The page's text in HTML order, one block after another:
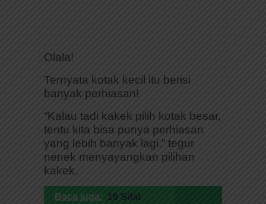
Olala!
Ternyata kotak kecil itu berisi
banyak perhiasan!
“Kalau tadi kakek pilih kotak besar,
tentu kita bisa punya perhiasan
yang lebih banyak lagi,” tegur
nenek menyayangkan pilihan
kakek.
Baca juga: 16 Sifat